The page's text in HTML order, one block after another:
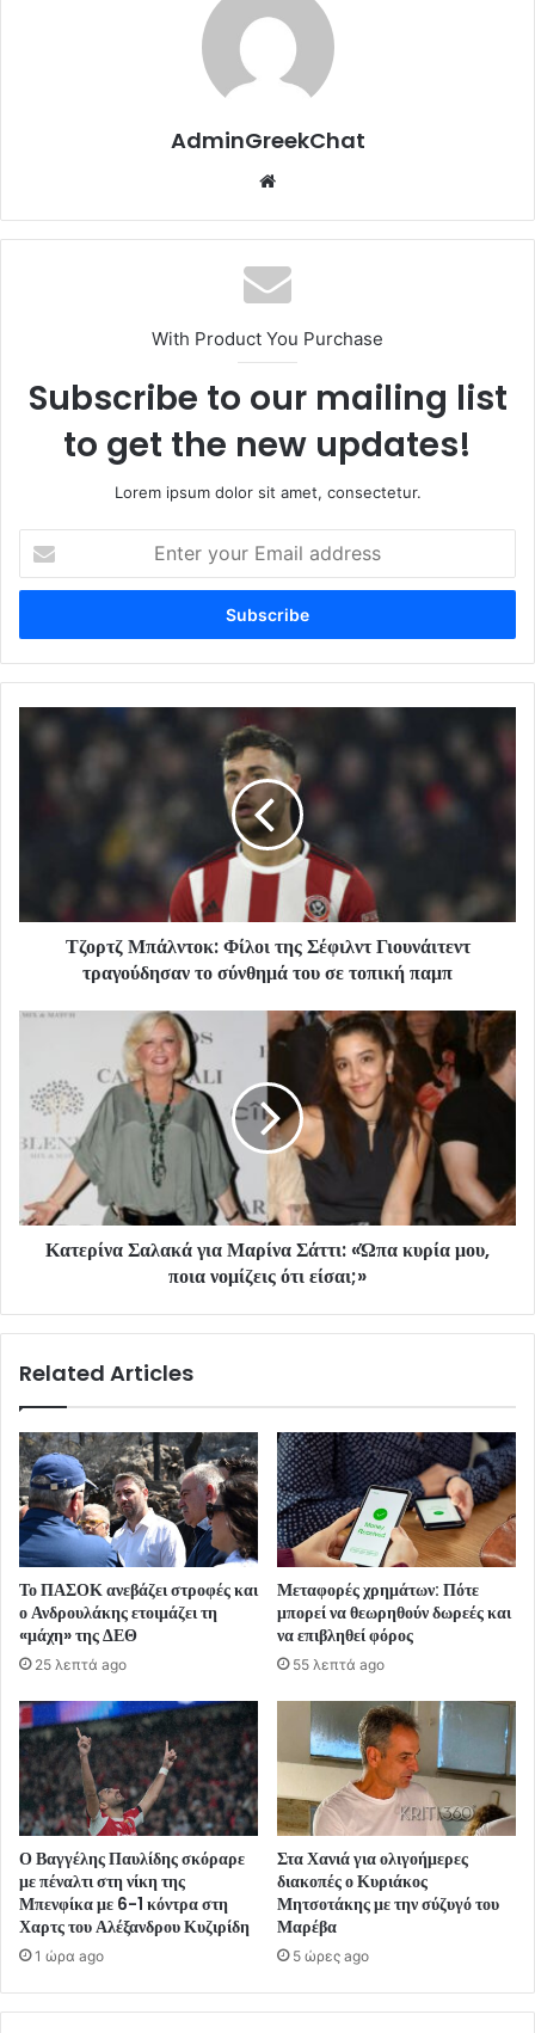
AdminGreekChat
With Product You Purchase
Subscribe to our mailing list
to get the new updates!
Lorem ipsum dolor sit amet, consectetur.
your
Email
Τζορτζ Μπάλντοκ: Φίλοι της Σέφιλντ Γιουνάιτεντ
τραγούδησαν το σύνθημά του σε τοπική παμπ
Κατερίνα Σαλακά για Μαρίνα Σάττι: «Ώπα κυρία μου,
ποια νομίζεις ότι είσαι;»
Related Articles
Το ΠΑΣΟΚ ανεβάζει στροφές και
ο Ανδρουλάκης ετοιμάζει τη
«μάχη» της ΔΕΘ
25 λεπτά ago
Μεταφορές χρημάτων: Πότε
μπορεί να θεωρηθούν δωρεές και
να επιβληθεί φόρος
55 λεπτά ago
Ο Βαγγέλης Παυλίδης σκόραρε
με πέναλτι στη νίκη της
Μπενφίκα με 6-1 κόντρα στη
Χαρτς του Αλέξανδρου Κυζιρίδη
1 ώρα ago
Στα Χανιά για ολιγοήμερες
διακοπές ο Κυριάκος
Μητσοτάκης με την σύζυγό του
Μαρέβα
5 ώρες ago